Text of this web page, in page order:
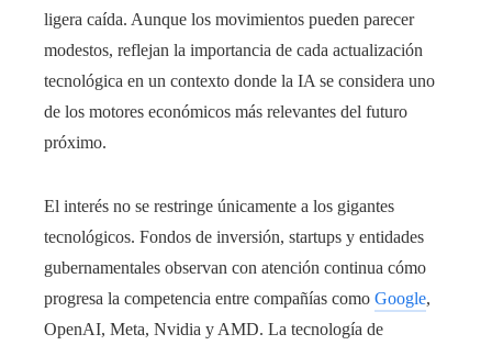
ligera caída. Aunque los movimientos pueden parecer
modestos, reflejan la importancia de cada actualización
tecnológica en un contexto donde la IA se considera uno
de los motores económicos más relevantes del futuro
próximo.
El interés no se restringe únicamente a los gigantes
tecnológicos. Fondos de inversión, startups y entidades
gubernamentales observan con atención continua cómo
progresa la competencia entre compañías como Google,
OpenAI, Meta, Nvidia y AMD. La tecnología de